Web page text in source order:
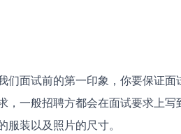
们面试前的第一印象，你要保证
，一般招聘方都会在面试要求上
装以及照片的尺寸。